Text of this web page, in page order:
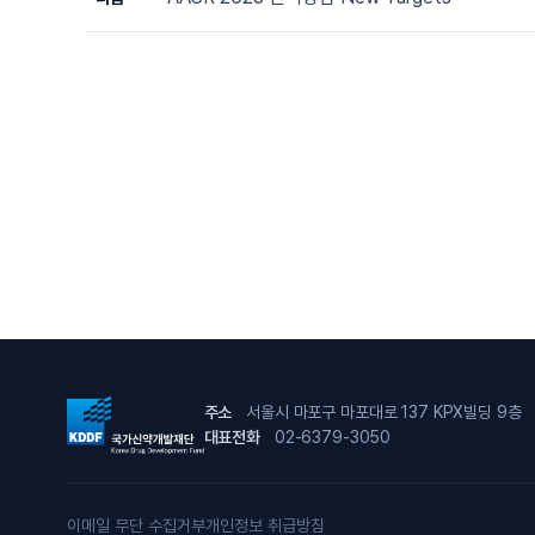
주소
서울시 마포구 마포대로 137 KPX빌딩 9층
대표전화
02-6379-3050
이메일 무단 수집거부개인정보 취급방침